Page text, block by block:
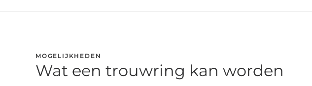
MOGELIJKHEDEN
Wat een trouwring kan worden